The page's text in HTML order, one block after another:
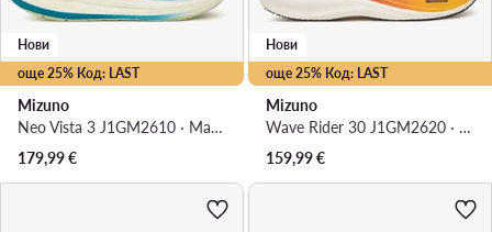
още 25% Код: LAST
Нови
Mizuno
Neo Vista 3 J1GM2610 · Маратонки за бягане
179,99€
още 25% Код: LAST
Нови
Mizuno
Wave Rider 30 J1GM2620 · Маратонки за бягане
159,99€